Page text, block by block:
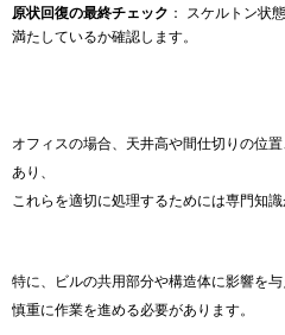
原状回復の最終チェック ： スケルトン状
満たしているか確認します。
オフィスの場合、天井高や間仕切りの位
あり、
これらを適切に処理するためには専門知識
特に、ビルの共用部分や構造体に影響を
慎重に作業を進める必要があります。